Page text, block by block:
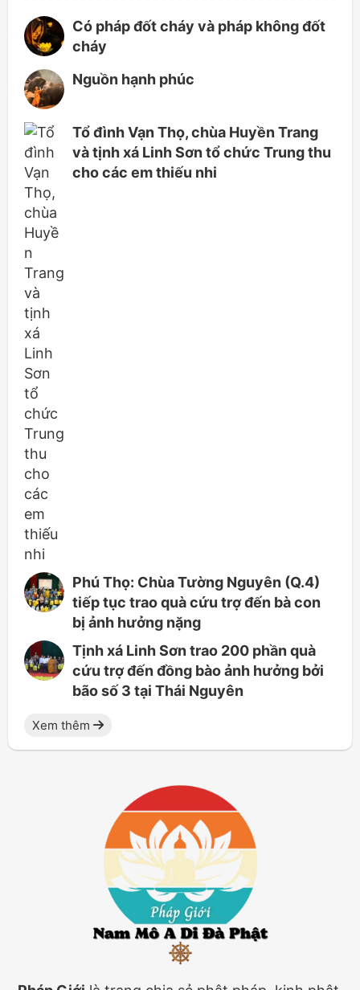
Có pháp đốt cháy và pháp không đốt
cháy
Nguồn hạnh phúc
Tổ đình Vạn Thọ, chùa Huyền Trang
và tịnh xá Linh Sơn tổ chức Trung thu
cho các em thiếu nhi
Phú Thọ: Chùa Tường Nguyên (Q.4)
tiếp tục trao quà cứu trợ đến bà con
bị ảnh hưởng nặng
Tịnh xá Linh Sơn trao 200 phần quà
cứu trợ đến đồng bào ảnh hưởng bởi
bão số 3 tại Thái Nguyên
Xem thêm